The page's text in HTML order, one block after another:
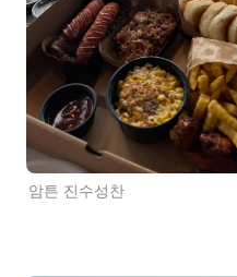
암튼 진수성찬